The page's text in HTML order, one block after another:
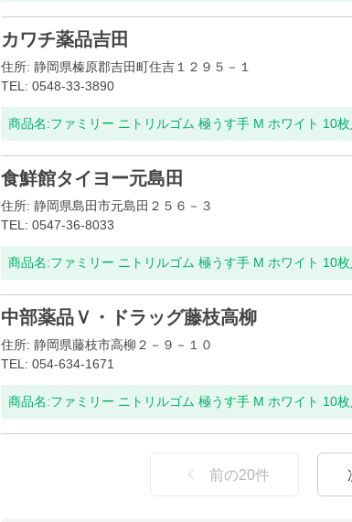
カワチ薬品吉田
住所: 静岡県榛原郡吉田町住吉１２９５－１
TEL: 0548-33-3890
商品名:ファミリー ニトリルゴム 極うす手 M ホワイト 10枚
食鮮館タイヨー元島田
住所: 静岡県島田市元島田２５６－３
TEL: 0547-36-8033
商品名:ファミリー ニトリルゴム 極うす手 M ホワイト 10枚
中部薬品Ｖ・ドラッグ藤枝高柳
住所: 静岡県藤枝市高柳２－９－１０
TEL: 054-634-1671
商品名:ファミリー ニトリルゴム 極うす手 M ホワイト 10枚
前の20件